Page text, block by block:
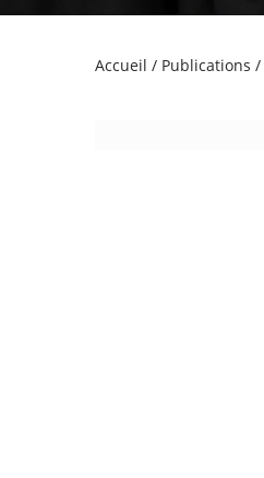
Accueil / Publications /